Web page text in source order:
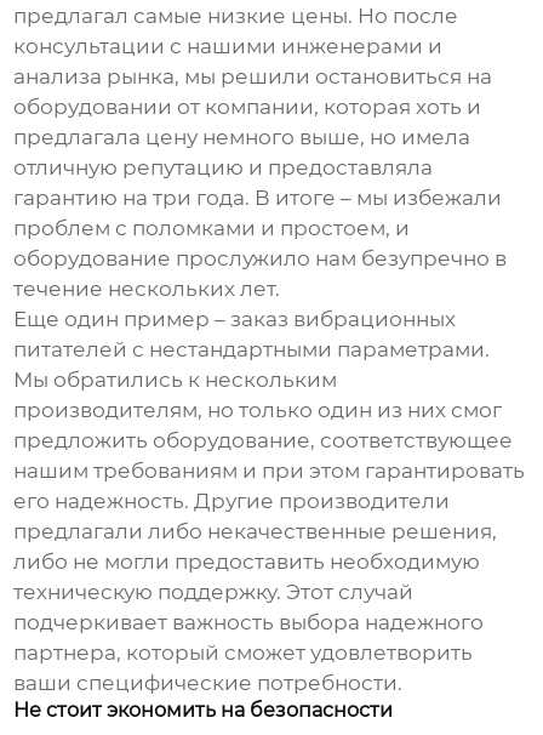
предлагал самые низкие цены. Но после
консультации с нашими инженерами и
анализа рынка, мы решили остановиться на
оборудовании от компании, которая хоть и
предлагала цену немного выше, но имела
отличную репутацию и предоставляла
гарантию на три года. В итоге – мы избежали
проблем с поломками и простоем, и
оборудование прослужило нам безупречно в
течение нескольких лет.
Еще один пример – заказ вибрационных
питателей с нестандартными параметрами.
Мы обратились к нескольким
производителям, но только один из них смог
предложить оборудование, соответствующее
нашим требованиям и при этом гарантировать
его надежность. Другие производители
предлагали либо некачественные решения,
либо не могли предоставить необходимую
техническую поддержку. Этот случай
подчеркивает важность выбора надежного
партнера, который сможет удовлетворить
ваши специфические потребности.
Не стоит экономить на безопасности